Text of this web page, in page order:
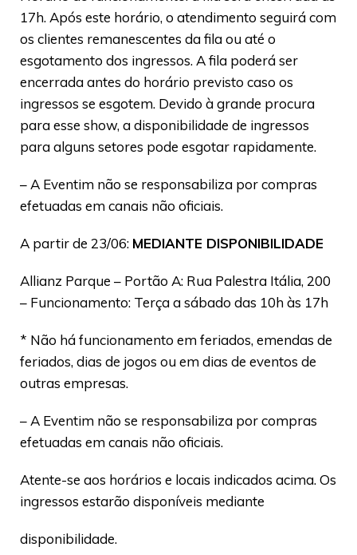
17h. Após este horário, o atendimento seguirá com
os clientes remanescentes da fila ou até o
esgotamento dos ingressos. A fila poderá ser
encerrada antes do horário previsto caso os
ingressos se esgotem. Devido à grande procura
para esse show, a disponibilidade de ingressos
para alguns setores pode esgotar rapidamente.
– A Eventim não se responsabiliza por compras
efetuadas em canais não oficiais.
A partir de 23/06: MEDIANTE DISPONIBILIDADE
Allianz Parque – Portão A: Rua Palestra Itália, 200
– Funcionamento: Terça a sábado das 10h às 17h
* Não há funcionamento em feriados, emendas de
feriados, dias de jogos ou em dias de eventos de
outras empresas.
– A Eventim não se responsabiliza por compras
efetuadas em canais não oficiais.
Atente-se aos horários e locais indicados acima. Os
ingressos estarão disponíveis mediante
disponibilidade.